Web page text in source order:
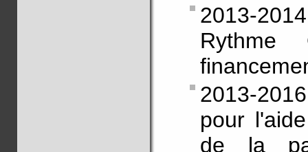
2013-
Rythme
2013-
pour
de la